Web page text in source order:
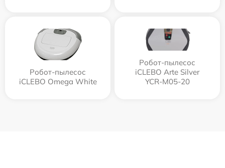
Робот-пылесос
iCLEBO Omega White
Робот-пылесос
iCLEBO Arte Silver
YCR-M05-20